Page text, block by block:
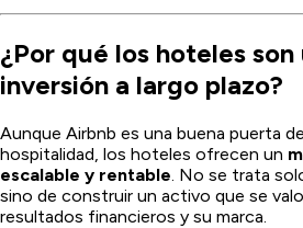
¿Por qué los hoteles
inversión a largo plazo?
Aunque Airbnb es una buena puerta
hospitalidad, los hoteles ofrecen un
escalable y rentable. No se trata
sino de construir un activo que se
resultados financieros y su marca.